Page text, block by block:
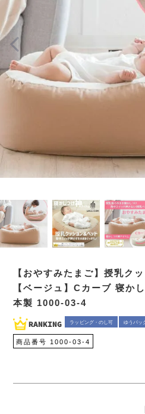
【おやすみたまご】授乳ク
【ベージュ】Cカーブ 寝か
本製 1000-03-4
ラッピング・のし可 ゆうパッ
商品番号 1000-03-4